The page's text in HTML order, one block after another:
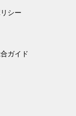
シー
ガイド